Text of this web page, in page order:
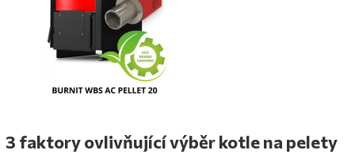
3 faktory ovlivňující výběr kotle na pelety